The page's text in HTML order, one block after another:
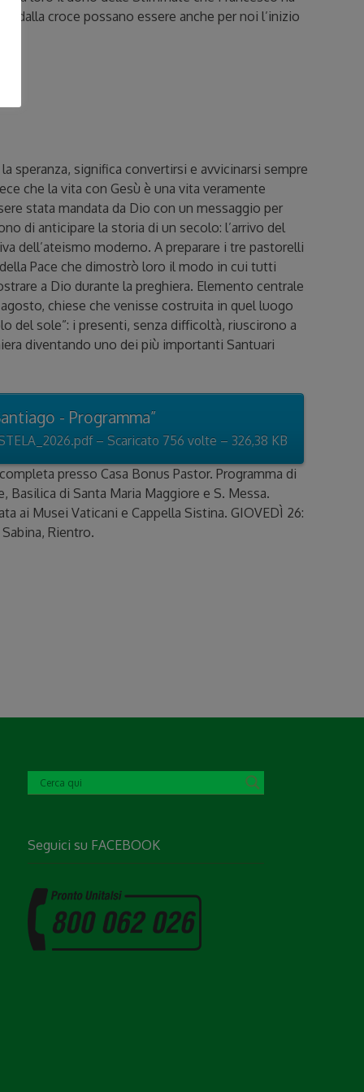
dalla croce possano essere anche per noi l’inizio
speranza, significa convertirsi e avvicinarsi sempre
che la vita con Gesù è una vita veramente
stata mandata da Dio con un messaggio per
di anticipare la storia di un secolo: l’arrivo del
dell’ateismo moderno. A preparare i tre pastorelli
della Pace che dimostrò loro il modo in cui tutti
a Dio durante la preghiera. Elemento centrale
chiese che venisse costruita in quel luogo
del sole”: i presenti, senza difficoltà, riuscirono a
diventando uno dei più importanti Santuari
- Programma”
– Scaricato 756 volte – 326,38 KB
presso Casa Bonus Pastor. Programma di
Basilica di Santa Maria Maggiore e S. Messa.
ai Musei Vaticani e Cappella Sistina. GIOVEDÌ 26:
Rientro.
Seguici su FACEBOOK